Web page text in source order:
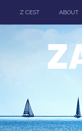
Z CEST ABOUT